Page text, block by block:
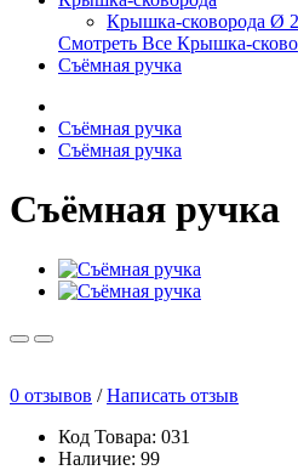
Крышка-сковорода Ø
Смотреть Все Крышка-
Съёмная ручка
Съёмная ручка
Съёмная ручка
Съёмная ручка
0 отзывов /Написать отзыв
Код Товара: 031
Наличие: 99